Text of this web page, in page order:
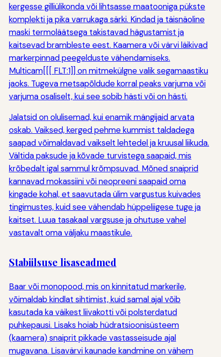
kergesse gilliülikonda või lihtsasse maatooniga pükste
komplekti ja pika varrukaga särki. Kindad ja täisnäoline
maski termoläätsega takistavad hägustamist ja
kaitsevad brambleste eest. Kaamera või värvi läikivad
markerpinnad peegelduste vähendamiseks.
Multicam[[[ FLT:1]] on mitmekülgne valik segamaastiku
jaoks. Tugeva metsapõldude korral peaks varjuma või
varjuma osaliselt, kui see sobib hästi või on hästi.
Jalatsid on olulisemad, kui enamik mängijaid arvata
oskab. Vaiksed, kerged pehme kummist taldadega
saapad võimaldavad vaikselt lehtedel ja kruusal liikuda.
Vältida paksude ja kõvade turvistega saapaid, mis
krõbedalt igal sammul krõmpsuvad. Mõned snaiprid
kannavad mokassiini või neopreeni saapaid oma
kingade kohal, et saavutada ülim vargustus kuivades
tingimustes, kuid see vähendab hüppeliigese tuge ja
kaitset. Luua tasakaal vargsuse ja ohutuse vahel
vastavalt oma väljaku maastikule.
Stabiilsuse lisaseadmed
Baar või monopood, mis on kinnitatud markerile,
võimaldab kindlat sihtimist, kuid samal ajal võib
kasutada ka väikest liivakotti või polsterdatud
puhkepausi. Lisaks hoiab hüdratsioonisüsteem
(kaamera) snaiprit pikkade vastasseisude ajal
mugavana. Lisavärvi kaunade kandmine on vähem